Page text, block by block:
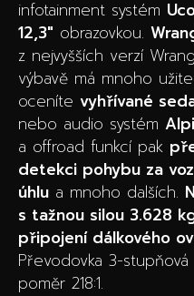
infotainment systém
12,3″ obrazovkou.
z nejvyšších verzí
výbavě má mnoho
oceníte vyhřívané
nebo audio systém
a offroad funkcí pak
detekci pohybu za
úhlu a mnoho dalších.
s tažnou silou 3.628
připojení dálkového
Převodovka 3-
poměr 218:1.